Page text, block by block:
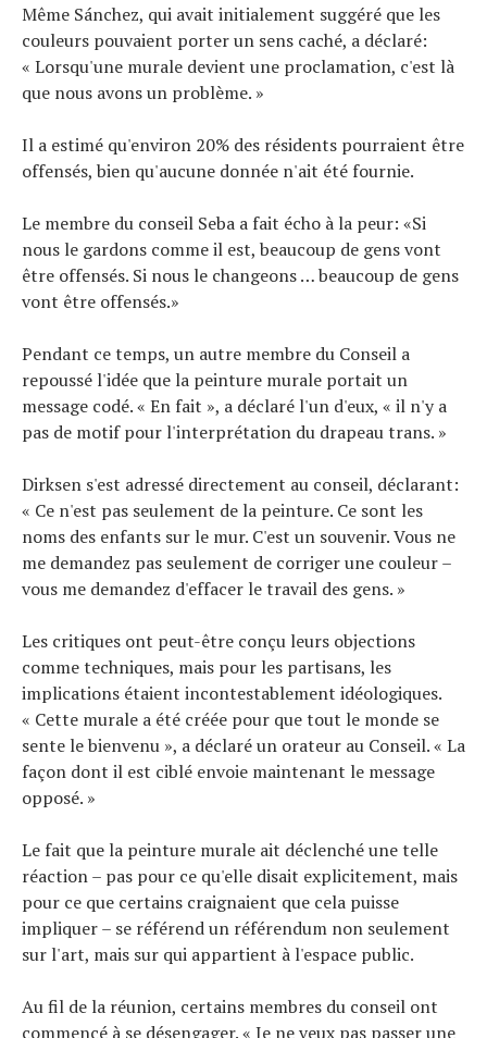
Même Sánchez, qui avait initialement suggéré que les
couleurs pouvaient porter un sens caché, a déclaré:
« Lorsqu'une murale devient une proclamation, c'est là
que nous avons un problème. »
Il a estimé qu'environ 20% des résidents pourraient être
offensés, bien qu'aucune donnée n'ait été fournie.
Le membre du conseil Seba a fait écho à la peur: «Si
nous le gardons comme il est, beaucoup de gens vont
être offensés. Si nous le changeons … beaucoup de gens
vont être offensés.»
Pendant ce temps, un autre membre du Conseil a
repoussé l'idée que la peinture murale portait un
message codé. « En fait », a déclaré l'un d'eux, « il n'y a
pas de motif pour l'interprétation du drapeau trans. »
Dirksen s'est adressé directement au conseil, déclarant:
« Ce n'est pas seulement de la peinture. Ce sont les
noms des enfants sur le mur. C'est un souvenir. Vous ne
me demandez pas seulement de corriger une couleur –
vous me demandez d'effacer le travail des gens. »
Les critiques ont peut-être conçu leurs objections
comme techniques, mais pour les partisans, les
implications étaient incontestablement idéologiques.
« Cette murale a été créée pour que tout le monde se
sente le bienvenu », a déclaré un orateur au Conseil. « La
façon dont il est ciblé envoie maintenant le message
opposé. »
Le fait que la peinture murale ait déclenché une telle
réaction – pas pour ce qu'elle disait explicitement, mais
pour ce que certains craignaient que cela puisse
impliquer – se référend un référendum non seulement
sur l'art, mais sur qui appartient à l'espace public.
Au fil de la réunion, certains membres du conseil ont
commencé à se désengager. « Je ne veux pas passer une